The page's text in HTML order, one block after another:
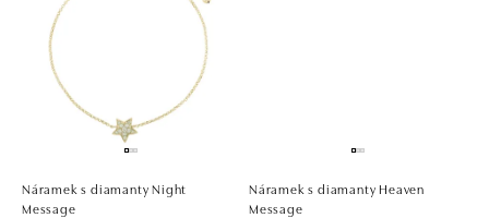
Náramek s diamanty Night
Message
Náramek s diamanty Heaven
Message